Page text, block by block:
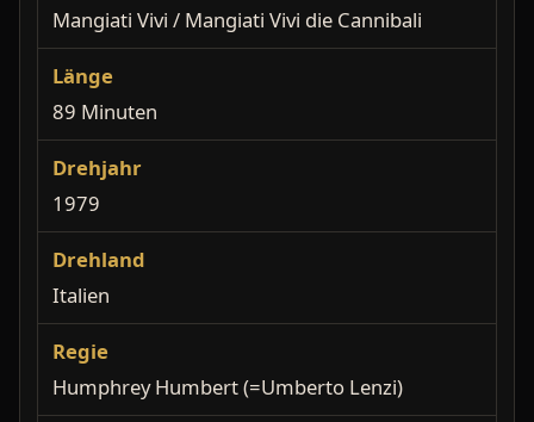
Mangiati Vivi / Mangiati Vivi die Cannibali
Länge
89 Minuten
Drehjahr
1979
Drehland
Italien
Regie
Humphrey Humbert (=Umberto Lenzi)